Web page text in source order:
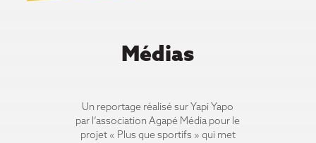
Médias
Un reportage réalisé sur Yapi Yapo
par l’association Agapé Média pour le
projet « Plus que sportifs » qui met